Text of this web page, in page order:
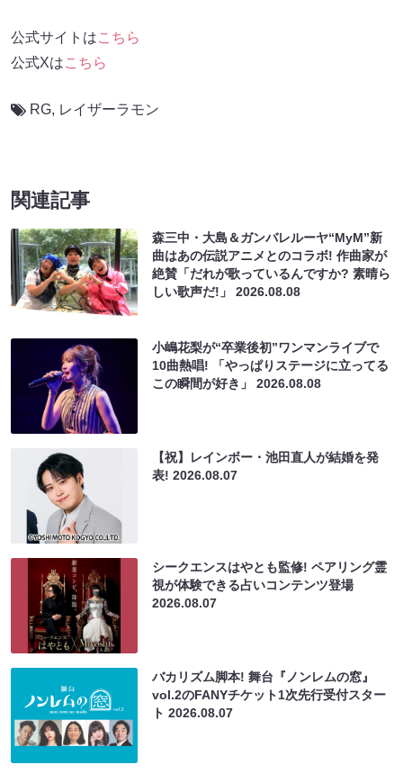
公式サイトはこちら
公式Xはこちら
RG, レイザーラモン
関連記事
森三中・大島＆ガンバレルーヤ“MyM”新
曲はあの伝説アニメとのコラボ! 作曲家が
絶賛「だれが歌っているんですか? 素晴ら
しい歌声だ!」2026.08.08
小嶋花梨が“卒業後初”ワンマンライブで
10曲熱唱! 「やっぱりステージに立ってる
この瞬間が好き」2026.08.08
【祝】レインボー・池田直人が結婚を発
表!2026.08.07
シークエンスはやとも監修! ペアリング霊
視が体験できる占いコンテンツ登場
2026.08.07
バカリズム脚本! 舞台『ノンレムの窓』
vol.2のFANYチケット1次先行受付スター
ト2026.08.07